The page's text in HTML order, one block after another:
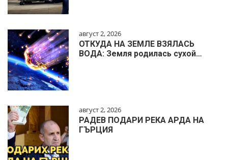
август 2, 2026
ОТКУДА НА ЗЕМЛЕ ВЗЯЛАСЬ
ВОДА: Земля родилась сухой…
август 2, 2026
РАДЕВ ПОДАРИ РЕКА АРДА НА
ГЪРЦИЯ